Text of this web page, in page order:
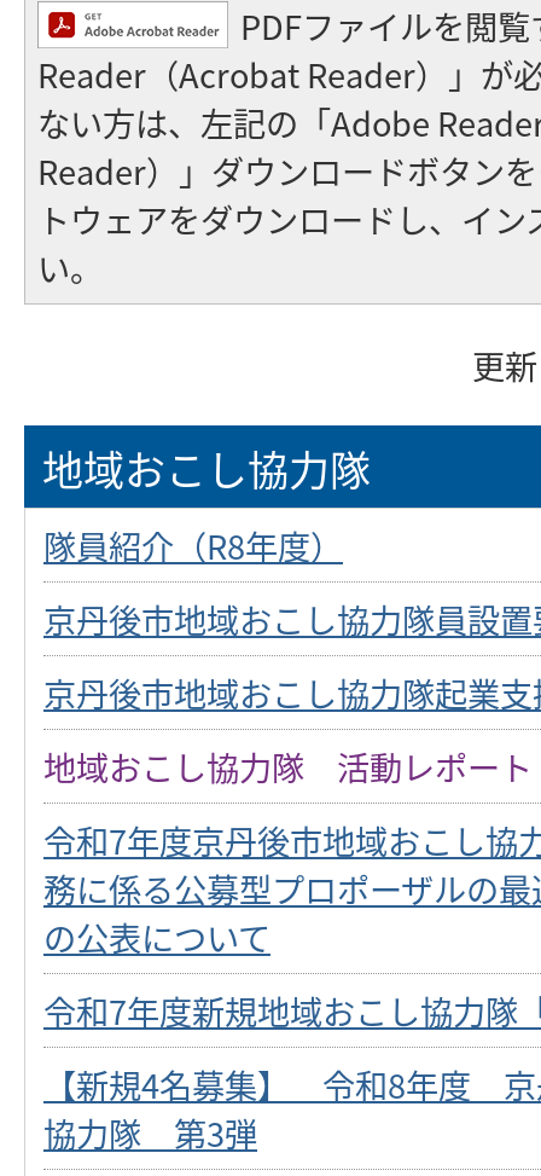
PDFファイルを閲
Reader（Acrobat Reader）」が
ない方は、左記の「Adobe
Reader）」ダウンロードボタン
トウェアをダウンロードし、イ
い。
更
地域おこし協力隊
隊員紹介（R8年度）
京丹後市地域おこし協力隊員設
京丹後市地域おこし協力隊起業
地域おこし協力隊 活動レポート
令和7年度京丹後市地域おこし協
務に係る公募型プロポーザルの
の公表について
令和7年度新規地域おこし協力隊
【新規4名募集】 令和8年度
協力隊 第3弾